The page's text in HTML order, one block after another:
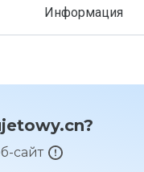
Информация
сайт